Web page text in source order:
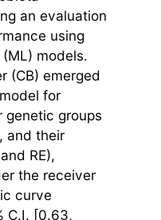
an evaluation
using
models.
(CB) emerged
for
groups
and their
RE),
the receiver
curve
C.I. [0.63,